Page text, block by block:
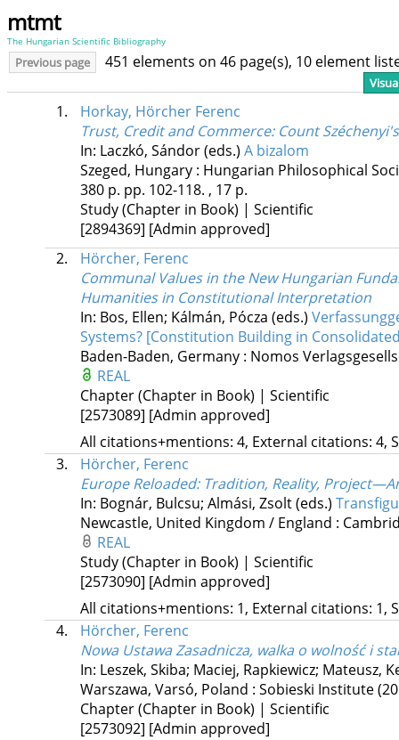
mtmt
The Hungarian Scientific Bibliography
Previous page 451 elements on 46 page(s), 10 element
1.
Horkay, Hörcher Ferenc
Trust, Credit and Commerce: Count
In: Laczkó, Sándor (eds.) A bizalom
Szeged, Hungary : Hungarian Philosophical
380 p. pp. 102-118. , 17 p.
Study (Chapter in Book) | Scientific
[2894369] [Admin approved]
2.
Hörcher, Ferenc
Communal Values in the New Hungarian
Humanities in Constitutional Interpretation
In: Bos, Ellen; Kálmán, Pócza (eds.)
Systems? [Constitution Building in
Baden-Baden, Germany : Nomos
REAL
Chapter (Chapter in Book) | Scientific
[2573089] [Admin approved]
All citations+mentions: 4, External citations: 4,
3.
Hörcher, Ferenc
Europe Reloaded: Tradition, Reality,
In: Bognár, Bulcsu; Almási, Zsolt (eds.)
Newcastle, United Kingdom / England :
REAL
Study (Chapter in Book) | Scientific
[2573090] [Admin approved]
All citations+mentions: 1, External citations: 1,
4.
Hörcher, Ferenc
Nowa Ustawa Zasadnicza, walka o wolność i
In: Leszek, Skiba; Maciej, Rapkiewicz; Mateusz,
Warszawa, Varsó, Poland : Sobieski Institute
Chapter (Chapter in Book) | Scientific
[2573092] [Admin approved]